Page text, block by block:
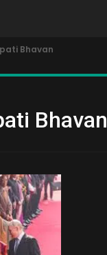
Bhavan
Bhavan